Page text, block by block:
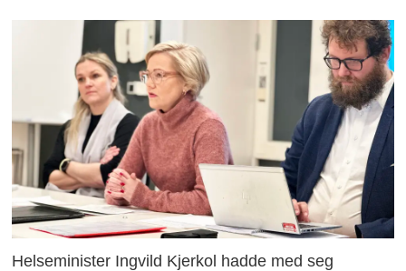
Helseminister Ingvild Kjerkol hadde med seg